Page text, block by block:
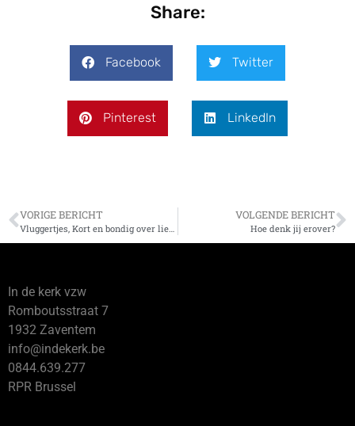
Share:
Facebook Twitter
Pinterest LinkedIn
VORIGE BERICHT VOLGENDE BERICHT
Hoe denk jij erover?
In de kerk vzw
Romboutsstraat 7
1932 Zaventem
info@indekerk.be
0844.639.277
RPR Brussel